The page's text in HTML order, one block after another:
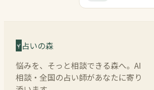
占いの森
悩みを、そっと相談できる森へ。AI
相談・全国の占い師があなたに寄り